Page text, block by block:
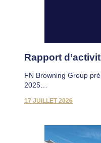
Rapport
FN Browning Group
2025…
17 JUILLET 2026